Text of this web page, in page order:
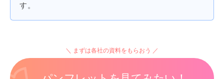
す。
まずは各社の資料をもらおう